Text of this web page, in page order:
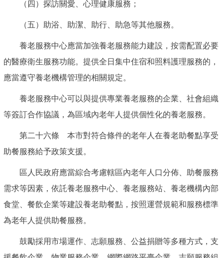
（四）探訪關愛、心理健康服務；
（五）助浴、助潔、助行、助急等其他服務。
養老服務中心應當加強養老服務能力建設，按需配置必要
的醫療衛生服務功能。提供全日集中住宿和照料護理服務的，
應當遵守養老機構管理的相關規定。
養老服務中心可以與提供專業養老服務的企業、社會組織
等簽訂合作協議，為區域內老年人提供個性化的養老服務。
第二十六條 本市對符合條件的老年人在養老助餐點享受
助餐服務給予政策支援。
區人民政府應當綜合考慮轄區內老年人口分佈、助餐服務
需求等因素，依託養老服務中心、養老服務站、養老機構內部
食堂、餐飲企業等建設養老助餐點，按照運營規範和服務標準
為老年人提供助餐服務。
鼓勵採用市場運作、志願服務、公益捐贈等多種方式，支